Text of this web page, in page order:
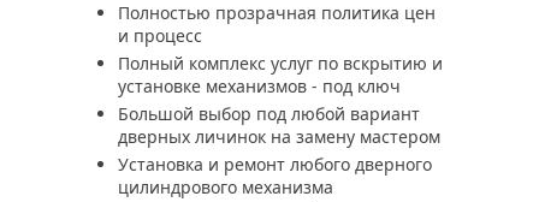
Полностью прозрачная политика цен
и процесс
Полный комплекс услуг по вскрытию и
установке механизмов - под ключ
Большой выбор под любой вариант
дверных личинок на замену мастером
Установка и ремонт любого дверного
цилиндрового механизма